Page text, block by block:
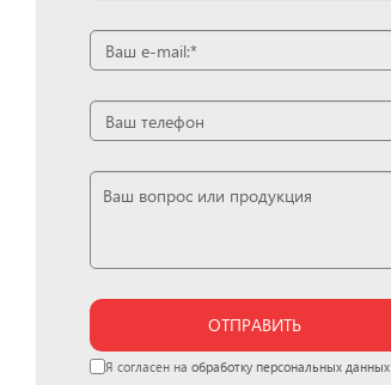
ОТПРАВИТЬ
Я согласен на обработку персональных данных